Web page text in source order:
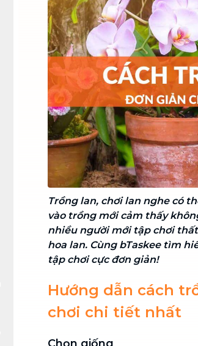
Chuyển nhà trọn gói, không lo
dẹp nơi đi nơi đến
Vệ sinh công nghiệp NEW
Vệ sinh chuyên nghiệp cho văn
phòng, nhà xưởng, công trình
Trồng lan, chơi lan nghe có
vào trồng mới cảm thấy
nhiều người mới tập chơi
hoa lan. Cùng bTaskee tìm
tập chơi cực đơn giản!
Hướng dẫn cách
chơi chi tiết nhất